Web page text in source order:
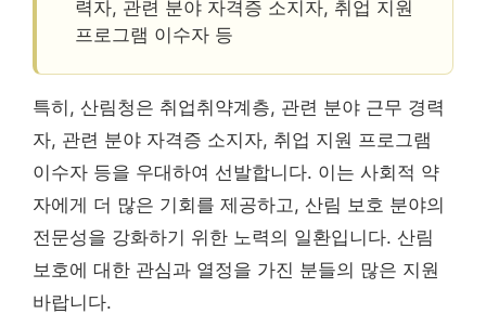
력자, 관련 분야 자격증 소지자, 취업 지원
프로그램 이수자 등
특히, 산림청은 취업취약계층, 관련 분야 근무 경력
자, 관련 분야 자격증 소지자, 취업 지원 프로그램
이수자 등을 우대하여 선발합니다. 이는 사회적 약
자에게 더 많은 기회를 제공하고, 산림 보호 분야의
전문성을 강화하기 위한 노력의 일환입니다. 산림
보호에 대한 관심과 열정을 가진 분들의 많은 지원
바랍니다.